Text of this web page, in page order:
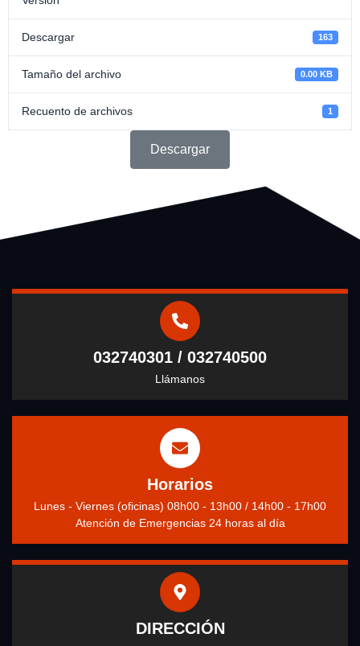
Descargar 163
Tamaño del archivo 0.00 KB
Recuento de archivos 1
Descargar
032740301 / 032740500
Llámanos
Horarios
Lunes - Viernes (oficinas) 08h00 - 13h00 / 14h00 - 17h00
Atención de Emergencias 24 horas al día
DIRECCIÓN